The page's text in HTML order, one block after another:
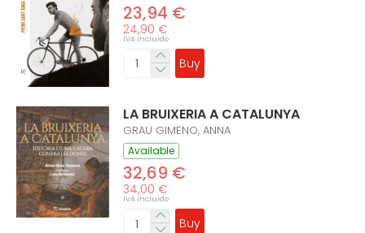
23,94 €
24,90 €
IVA incluido
Buy
LA BRUIXERIA A CATALUNYA
GRAU GIMENO, ANNA
Available
32,69 €
34,00 €
IVA incluido
Buy